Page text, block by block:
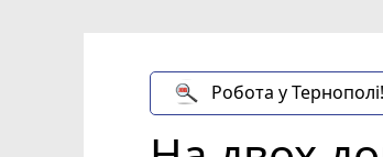
Робота у Тернополі!